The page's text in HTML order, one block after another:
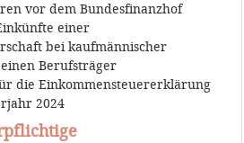
vor dem Bundesfinanzhof
einer
bei kaufmännischer
Berufsträger
die Einkommensteuererklärung
2024